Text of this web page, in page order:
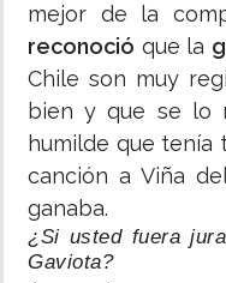
mejor de la
reconoció que la
Chile son muy
bien y que se lo
humilde que tenía
canción a Viña
ganaba.
¿Si usted fuera
Gaviota?